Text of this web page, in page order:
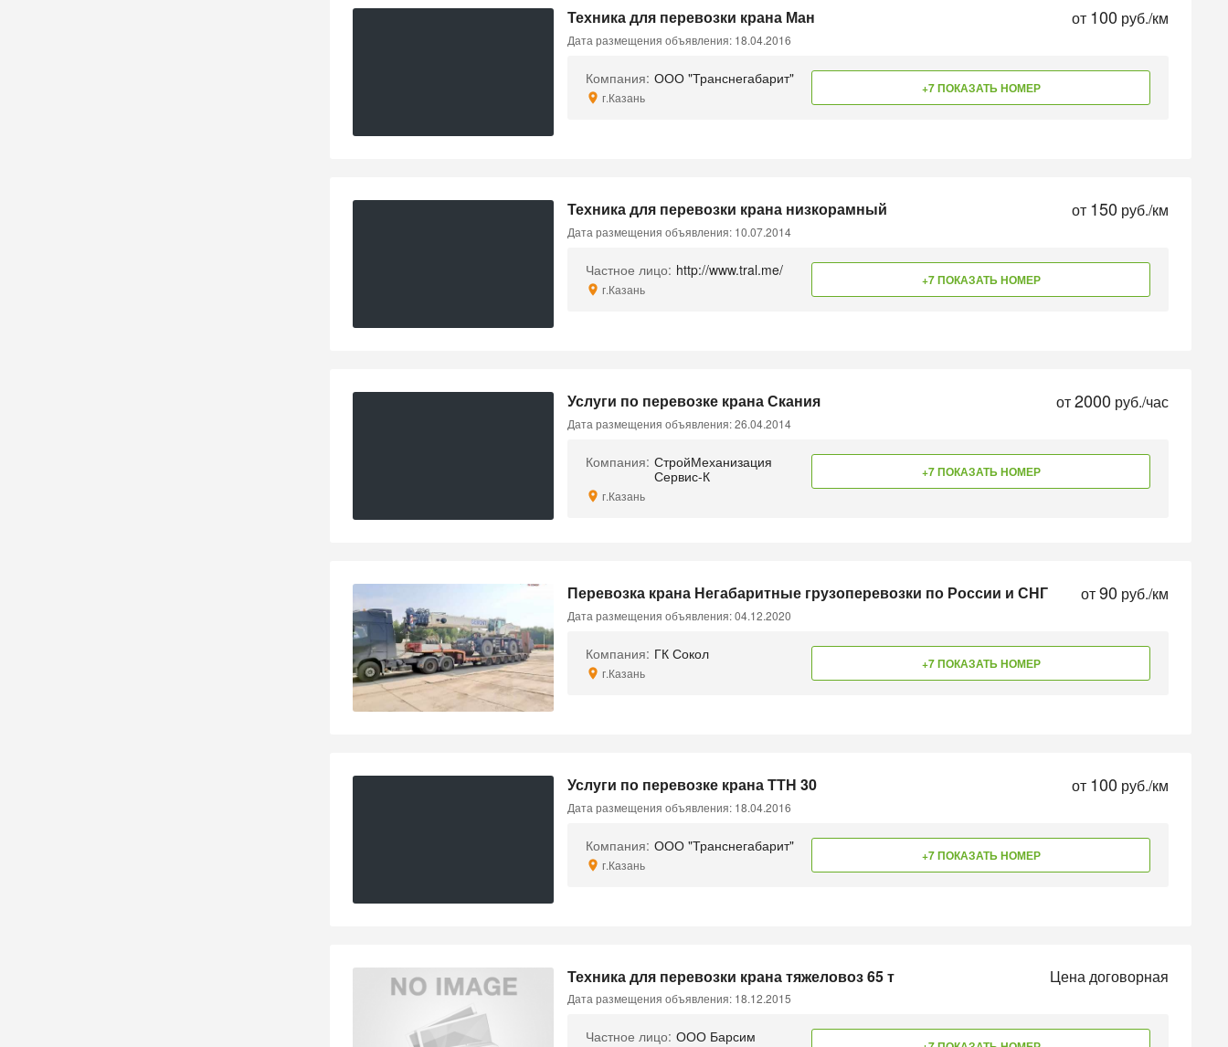
Техника для перевозки крана Ман от 100 руб./км
Дата размещения объявления: 18.04.2016
Компания: ООО "Транснегабарит"
г.Казань
+7 ПОКАЗАТЬ НОМЕР
Техника для перевозки крана низкорамный от 150 руб./км
Дата размещения объявления: 10.07.2014
Частное лицо: http://www.tral.me/
г.Казань
+7 ПОКАЗАТЬ НОМЕР
Услуги по перевозке крана Скания от2000 руб./час
Дата размещения объявления: 26.04.2014
Компания: СтройМеханизация
Сервис-К
г.Казань
+7 ПОКАЗАТЬ НОМЕР
Перевозка крана Негабаритные грузоперевозки по России и СНГ от90 руб./км
Дата размещения объявления: 04.12.2020
Компания: ГК Сокол
г.Казань
+7 ПОКАЗАТЬ НОМЕР
Услуги по перевозке крана ТТН 30 от 100 руб./км
Дата размещения объявления: 18.04.2016
Компания: ООО "Транснегабарит"
г.Казань
+7 ПОКАЗАТЬ НОМЕР
Техника для перевозки крана тяжеловоз 65 т Цена договорная
Дата размещения объявления: 18.12.2015
Частное лицо: ООО Барсим